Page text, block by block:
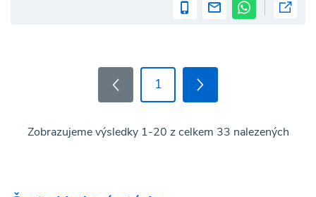
1
Zobrazujeme výsledky 1-20 z celkem 33 nalezených